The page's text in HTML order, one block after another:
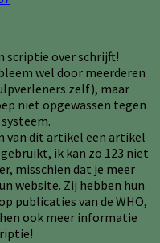
scriptie over schrijft!
wel door meerderen
zelf), maar
niet opgewassen tegen
van dit artikel een artikel
ik kan zo 123 niet
misschien dat je meer
website. Zij hebben hun
publicaties van de WHO,
ook meer informatie